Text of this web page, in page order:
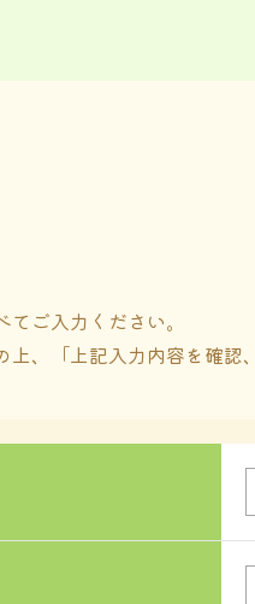
てご入力ください。
、「上記入力内容を確認